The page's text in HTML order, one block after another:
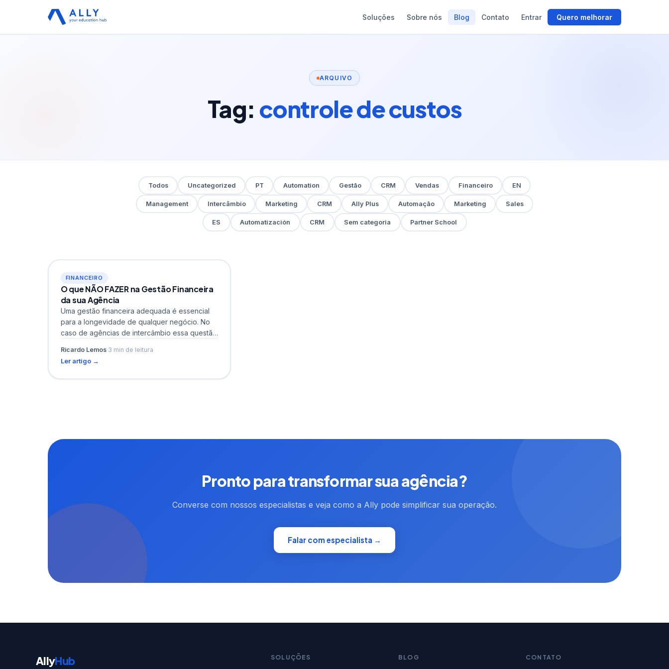
Soluções Sobre nós Blog Contato Entrar Quero melhorar
ARQUIVO
Tag: controle de custos
Todos Uncategorized PT Automation Gestão CRM Vendas Financeiro EN
Management Intercâmbio Marketing CRM Ally Plus Automação Marketing Sales
ES Automatización CRM Sem categoria Partner School
FINANCEIRO
O que NÃO FAZER na Gestão Financeira
da sua Agência
Uma gestão financeira adequada é essencial
para a longevidade de qualquer negócio. No
caso de agências de intercâmbio essa questão
Ricardo Lemos·3 min de leitura
Ler artigo →
Pronto para transformar sua agência?
Converse com nossos especialistas e veja como a Ally pode simplificar sua operação.
Falar com especialista →
AllyHub SOLUÇÕES BLOG CONTATO